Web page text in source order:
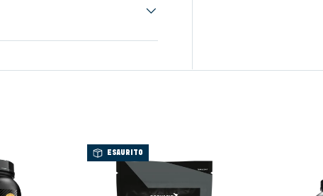
ESAURITO